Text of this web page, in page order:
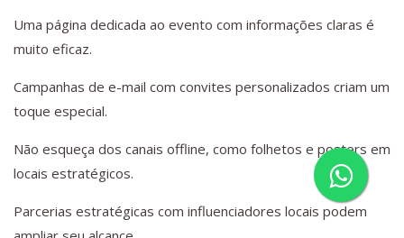
Uma página dedicada ao evento com informações claras é
muito eficaz.
Campanhas de e-mail com convites personalizados criam um
toque especial.
Não esqueça dos canais offline, como folhetos e posters em
locais estratégicos.
Parcerias estratégicas com influenciadores locais podem